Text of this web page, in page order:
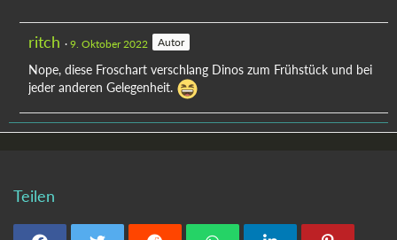
ritch 9. Oktober 2022 Autor
Nope, diese Froschart verschlang Dinos zum Frühstück und bei
jeder anderen Gelegenheit.
Teilen